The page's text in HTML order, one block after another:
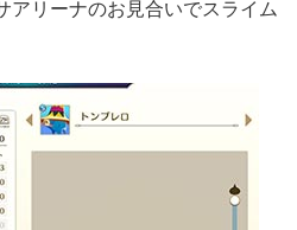
アリーナのお見合いでスライム